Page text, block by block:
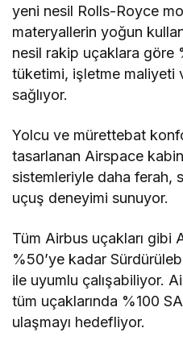
yeni nesil Rolls-Royce
materyallerin yoğun
nesil rakip uçaklara göre
tüketimi, işletme maliyeti
sağlıyor.
Yolcu ve mürettebat
tasarlanan Airspace
sistemleriyle daha ferah,
uçuş deneyimi sunuyor.
Tüm Airbus uçakları gibi
%50’ye kadar
ile uyumlu çalışabiliyor.
tüm uçaklarında %100
ulaşmayı hedefliyor.